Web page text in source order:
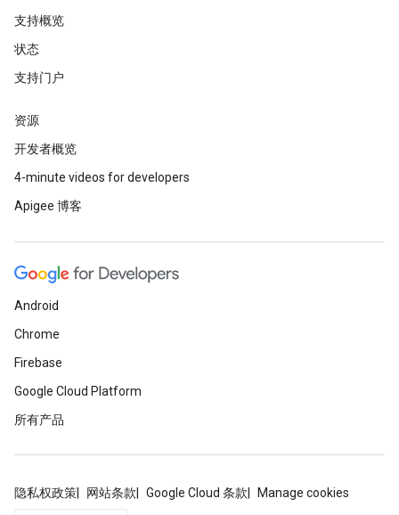
支持概览
状态
支持门户
资源
开发者概览
4-minute videos for developers
Apigee 博客
Android
Chrome
Firebase
Google Cloud Platform
所有产品
隐私权政策 网站条款 Google Cloud 条款 Manage cookies